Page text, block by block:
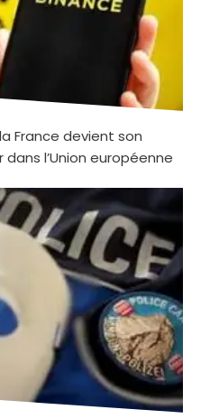
France devient son
l’Union européenne